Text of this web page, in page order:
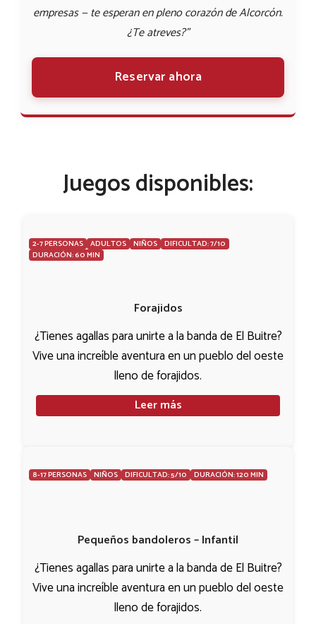
empresas — te esperan en pleno corazón de Alcorcón.
¿Te atreves?"
Reservar ahora
Juegos disponibles:
2-7 PERSONAS ADULTOS NIÑOS DIFICULTAD: 7/10
DURACIÓN: 60 MIN
Forajidos
¿Tienes agallas para unirte a la banda de El Buitre?
Vive una increíble aventura en un pueblo del oeste
lleno de forajidos.
Leer más
8-17 PERSONAS NIÑOS DIFICULTAD: 5/10 DURACIÓN: 120 MIN
Pequeños bandoleros – Infantil
¿Tienes agallas para unirte a la banda de El Buitre?
Vive una increíble aventura en un pueblo del oeste
lleno de forajidos.